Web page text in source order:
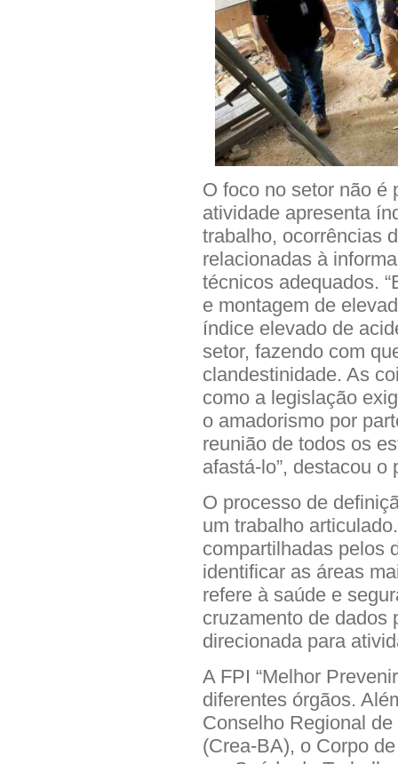
O foco no setor não é
atividade apresenta
trabalho, ocorrências
relacionadas à
técnicos adequados.
e montagem de
índice elevado de
setor, fazendo com
clandestinidade. As
como a legislação
o amadorismo por
reunião de todos os
afastá-lo”, destacou o
O processo de
um trabalho
compartilhadas pelos
identificar as áreas
refere à saúde e
cruzamento de dados
direcionada para
A FPI “Melhor
diferentes órgãos.
Conselho Regional
(Crea-BA), o Corpo